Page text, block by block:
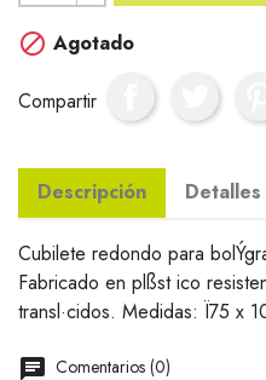
 Agotado
Compartir
Descripción
Cubilete redondo para
Fabricado en plßst ico
transl·cidos. Medidas: Ï75 x
Comentarios (0)